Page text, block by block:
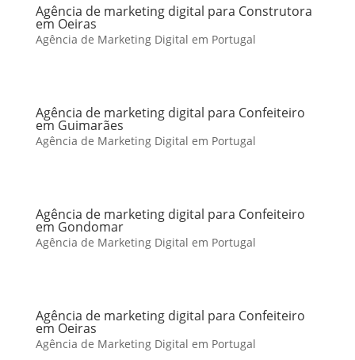
Agência de marketing digital para Construtora
em Oeiras
Agência de Marketing Digital em Portugal
Agência de marketing digital para Confeiteiro
em Guimarães
Agência de Marketing Digital em Portugal
Agência de marketing digital para Confeiteiro
em Gondomar
Agência de Marketing Digital em Portugal
Agência de marketing digital para Confeiteiro
em Oeiras
Agência de Marketing Digital em Portugal